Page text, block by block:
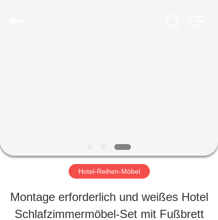
VIDEOS
SHOW
Hotel-Reihen-Möbel
Montage erforderlich und weißes Hotel
Schlafzimmermöbel-Set mit Fußbrett